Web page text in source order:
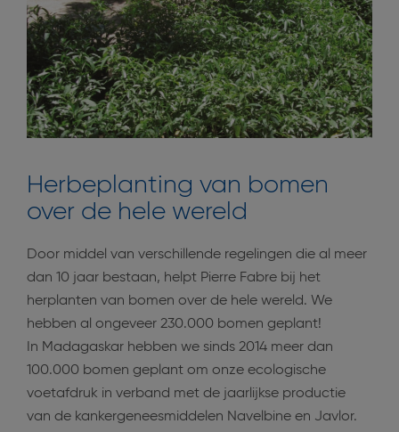
Herbeplanting van bomen
over de hele wereld
Door middel van verschillende regelingen die al meer
dan 10 jaar bestaan, helpt Pierre Fabre bij het
herplanten van bomen over de hele wereld. We
hebben al ongeveer 230.000 bomen geplant!
In Madagaskar hebben we sinds 2014 meer dan
100.000 bomen geplant om onze ecologische
voetafdruk in verband met de jaarlijkse productie
van de kankergeneesmiddelen Navelbine en Javlor.